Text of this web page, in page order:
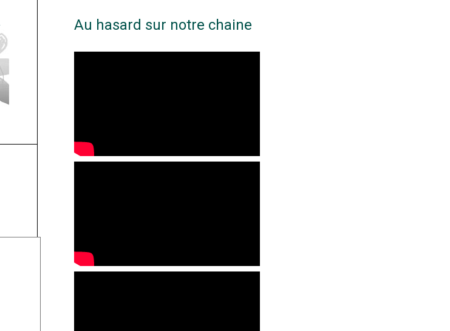
Au hasard sur notre chaine